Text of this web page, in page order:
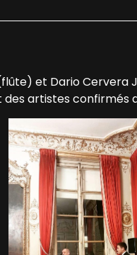
et Dario
artistes confirmés